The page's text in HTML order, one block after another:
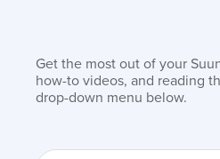
Get the most out of your
how-to videos, and reading
drop-down menu below.